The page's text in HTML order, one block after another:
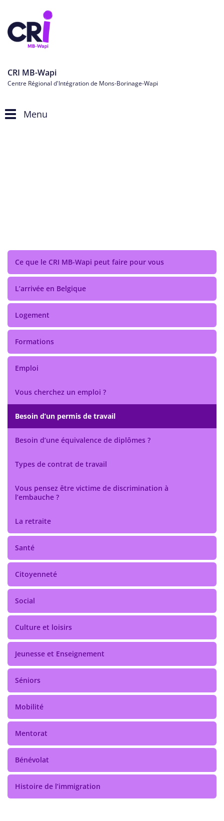
CRI MB-Wapi
Centre Régional d'Intégration de Mons-Borinage-Wapi
ToggleMenu
Ce que le CRI MB-Wapi peut faire pour vous
L’arrivée en Belgique
Logement
Formations
Emploi
Vous cherchez un emploi ?
Besoin d’un permis de travail
Besoin d’une équivalence de diplômes ?
Types de contrat de travail
Vous pensez être victime de discrimination à
l’embauche ?
La retraite
Santé
Citoyenneté
Social
Culture et loisirs
Jeunesse et Enseignement
Séniors
Mobilité
Mentorat
Bénévolat
Histoire de l’immigration